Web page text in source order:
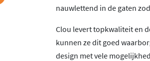
nauwlettend in de gaten
Clou levert topkwaliteit en
kunnen ze dit goed
design met vele